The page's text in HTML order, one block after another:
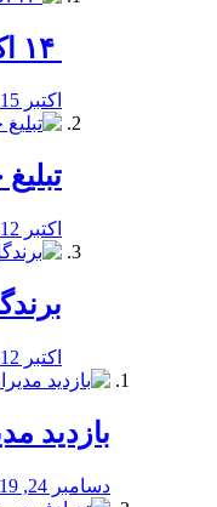
اکتبر 15, 2019
اکتبر 12, 2019
اکتبر 12, 2019
بازدید
دسامبر 24, 2019